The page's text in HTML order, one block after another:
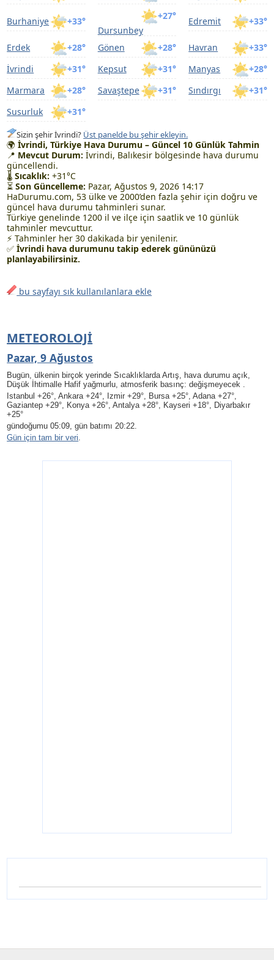
+33°
Burhaniye
+27°
Dursunbey
+33°
Edremit
+28°
Erdek +28°
Gönen +33°
Havran
+31°
İvrindi +31°
Kepsut +28°
Manyas
+28°
Marmara +31°
Savaştepe +31°
Sındırgı
+31°
Susurluk
Sizin şehir İvrindi? Üst panelde bu şehir ekleyin.
🌍İvrindi, Türkiye Hava Durumu – Güncel 10 Günlük Tahmin
📍 Mevcut Durum: İvrindi, Balıkesir bölgesinde hava durumu
güncellendi.
🌡Sıcaklık: +31°C
⏳Son Güncelleme: Pazar, Ağustos 9, 2026 14:17
HaDurumu.com, 53 ülke ve 2000’den fazla şehir için doğru ve
güncel hava durumu tahminleri sunar.
Türkiye genelinde 1200 il ve ilçe için saatlik ve 10 günlük
tahminler mevcuttur.
⚡ Tahminler her 30 dakikada bir yenilenir.
✅İvrindi hava durumunu takip ederek gününüzü
planlayabilirsiniz.
bu sayfayı sık kullanılanlara ekle
METEOROLOJI
Pazar, 9 Ağustos
Bugün, ülkenin birçok yerinde Sıcaklıklarda Artış, hava durumu açık,
Düşük İhtimalle Hafif yağmurlu, atmosferik basınç: değişmeyecek .
Istanbul +26°, Ankara +24°, Izmir +29°, Bursa +25°, Adana +27°,
Gaziantep +29°, Konya +26°, Antalya +28°, Kayseri +18°, Diyarbakır
+25°
gündoğumu 05:09, gün batımı 20:22.
Gün için tam bir veri.